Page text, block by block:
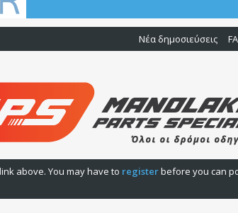
Νέα δημοσιεύσεις
above. You may have to registerbefore you can